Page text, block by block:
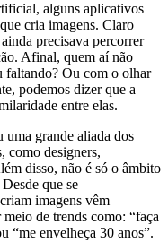
alguns aplicativos
cria imagens. Claro
precisava percorrer
Afinal, quem aí não
faltando? Ou com o olhar
podemos dizer que a
entre elas.
uma grande aliada dos
como designers,
disso, não é só o âmbito
que se
imagens vêm
de trends como: “faça
“me envelheça 30 anos”.